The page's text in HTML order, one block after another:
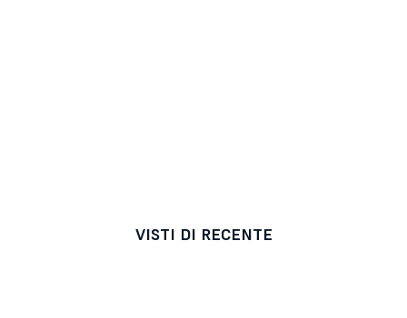
VISTI DI RECENTE